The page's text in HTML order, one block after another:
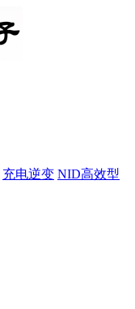
充电逆变 NID高效型